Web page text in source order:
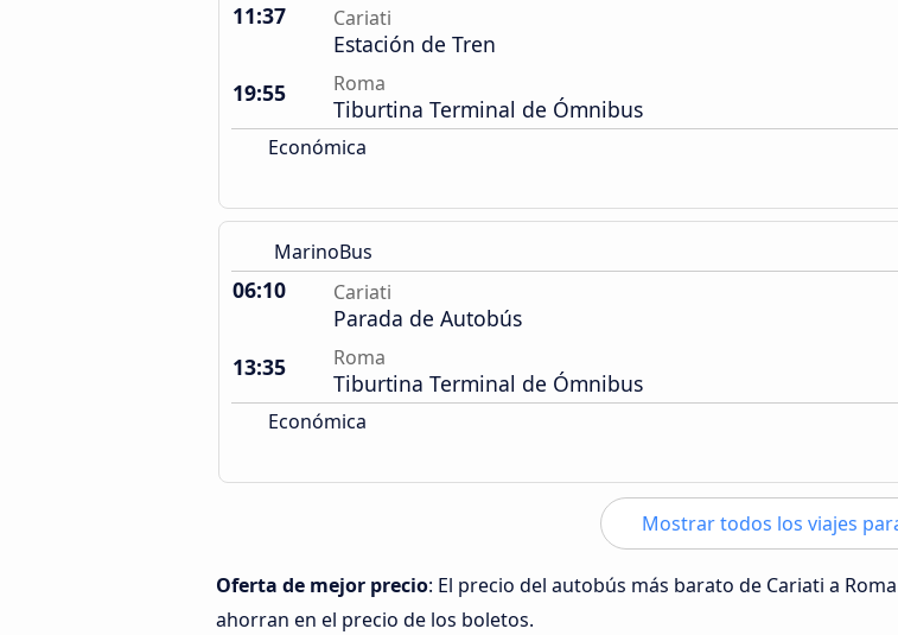
11:37 Cariati
Estación de Tren
19:55
Roma
Tiburtina Terminal de Ómnibus
Económica
MarinoBus
06:10 Cariati
Parada de Autobús
13:35
Roma
Tiburtina Terminal de Ómnibus
Económica
Mostrar todos los viajes
Oferta de mejor precio: El precio del autobús más barato de Cariati a
ahorran en el precio de los boletos.